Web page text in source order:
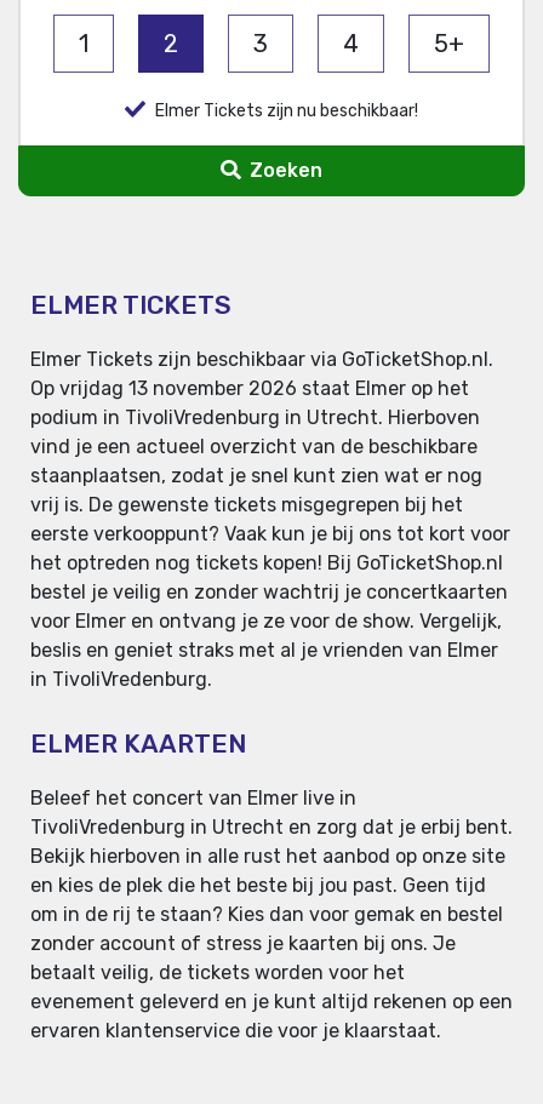
1 2 3 4 5+
Elmer Tickets zijn nu beschikbaar!
Zoeken
ELMER TICKETS
Elmer Tickets zijn beschikbaar via GoTicketShop.nl.
Op vrijdag 13 november 2026 staat Elmer op het
podium in TivoliVredenburg in Utrecht. Hierboven
vind je een actueel overzicht van de beschikbare
staanplaatsen, zodat je snel kunt zien wat er nog
vrij is. De gewenste tickets misgegrepen bij het
eerste verkooppunt? Vaak kun je bij ons tot kort voor
het optreden nog tickets kopen! Bij GoTicketShop.nl
bestel je veilig en zonder wachtrij je concertkaarten
voor Elmer en ontvang je ze voor de show. Vergelijk,
beslis en geniet straks met al je vrienden van Elmer
in TivoliVredenburg.
ELMER KAARTEN
Beleef het concert van Elmer live in
TivoliVredenburg in Utrecht en zorg dat je erbij bent.
Bekijk hierboven in alle rust het aanbod op onze site
en kies de plek die het beste bij jou past. Geen tijd
om in de rij te staan? Kies dan voor gemak en bestel
zonder account of stress je kaarten bij ons. Je
betaalt veilig, de tickets worden voor het
evenement geleverd en je kunt altijd rekenen op een
ervaren klantenservice die voor je klaarstaat.